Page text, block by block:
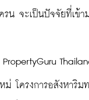
รน จะเป็นปัจจัยที่เ
ม่ โครงการอสังหา